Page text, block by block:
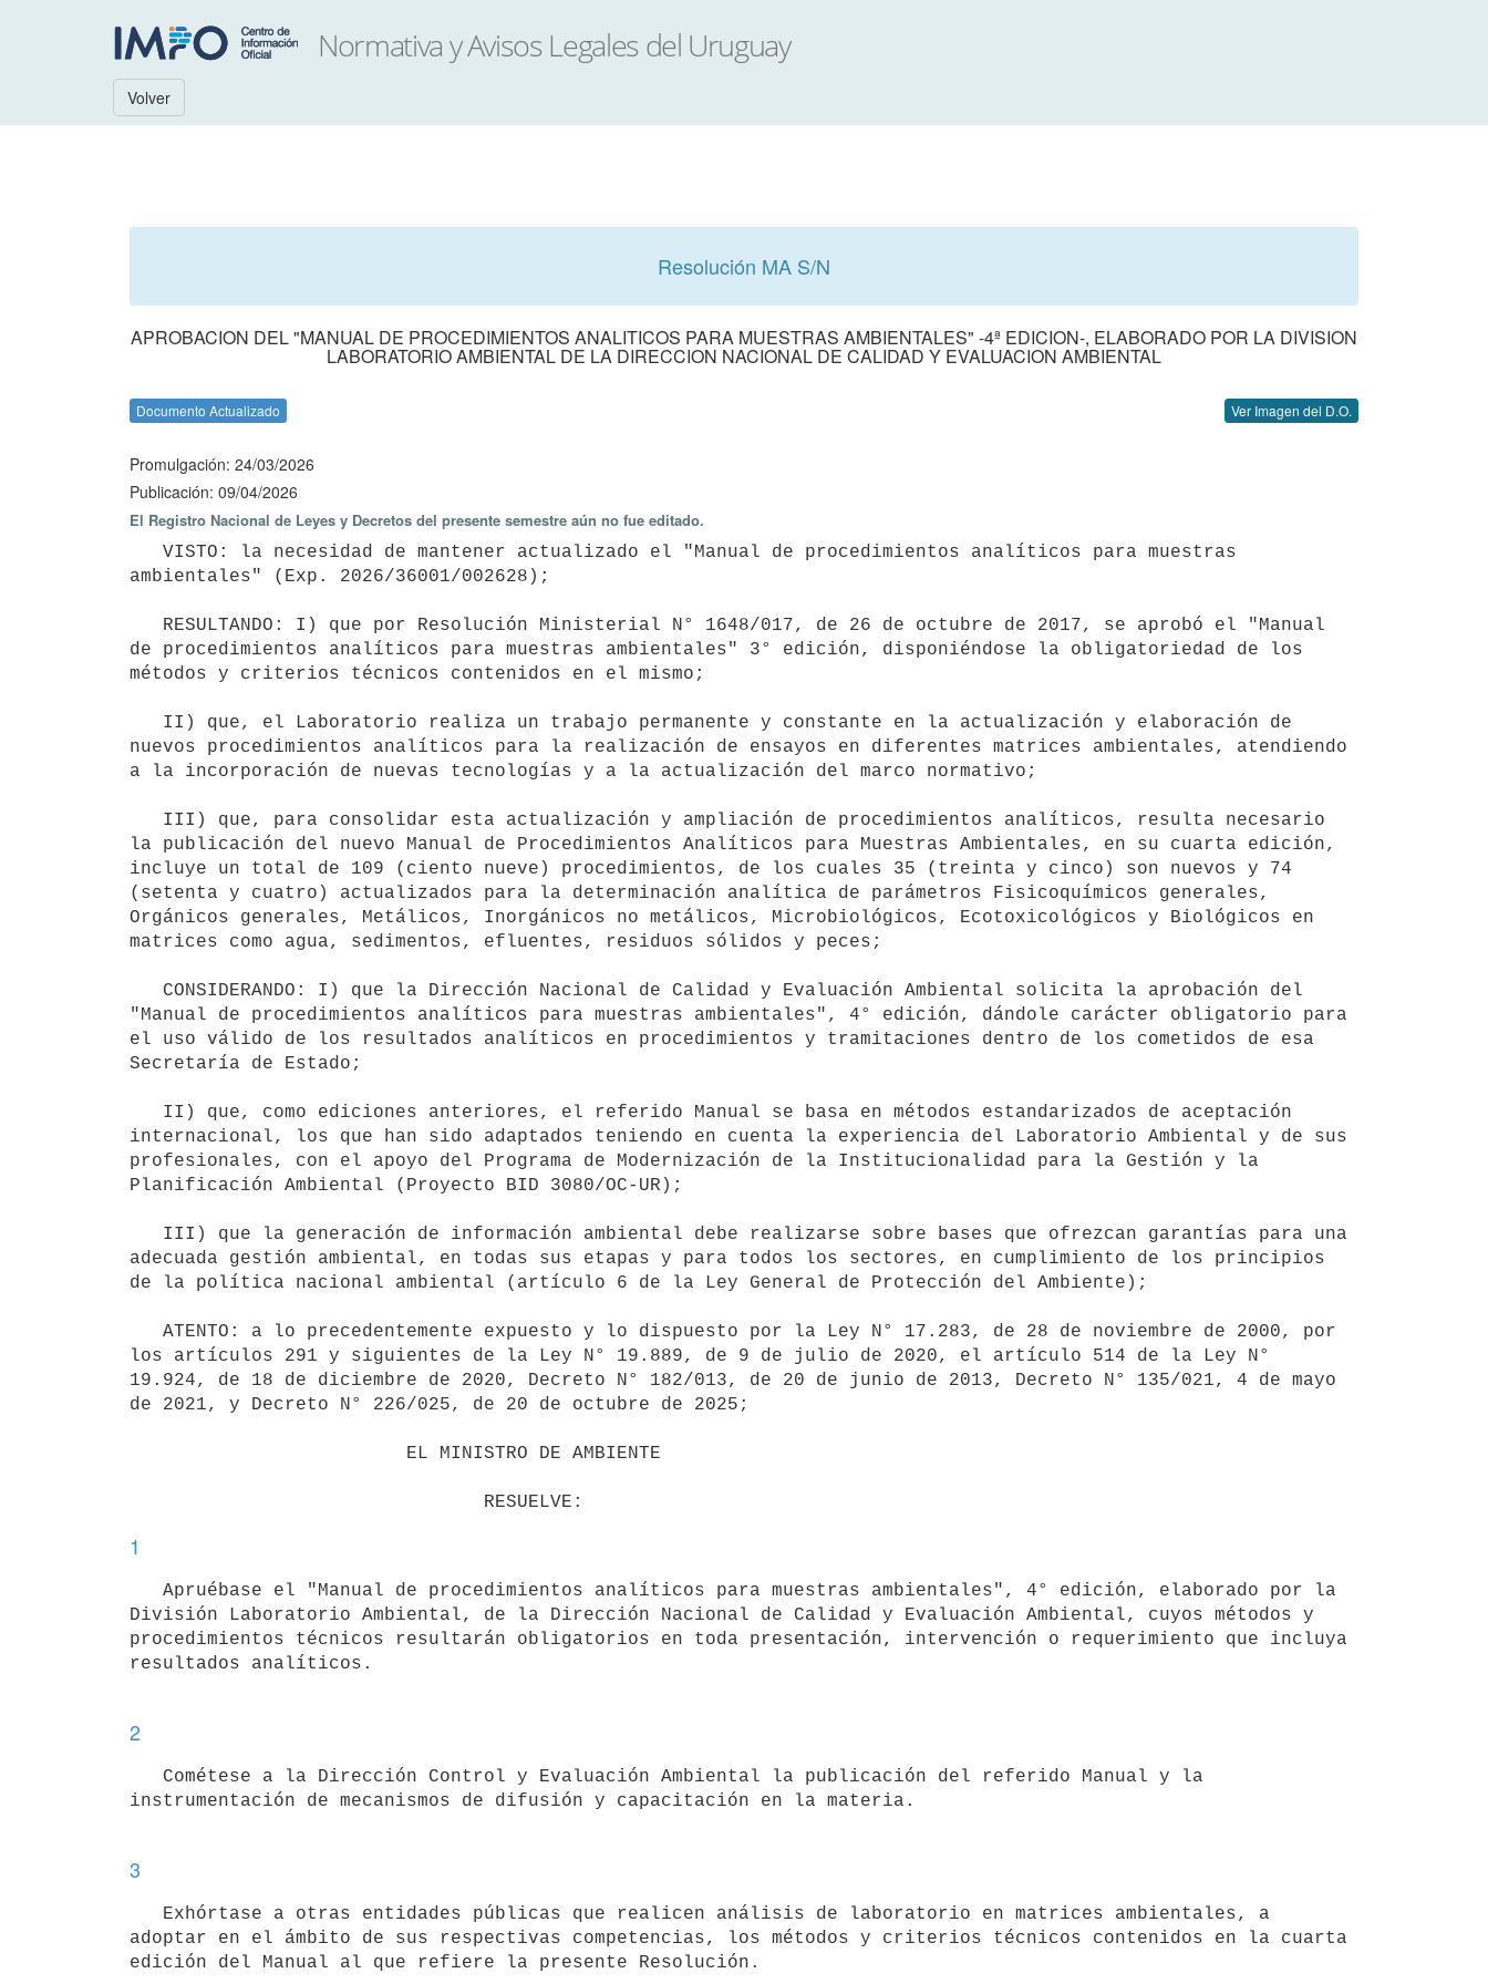
Volver
Resolución MA S/N
APROBACION DEL "MANUAL DE PROCEDIMIENTOS ANALITICOS PARA MUESTRAS AMBIENTALES" -4ª EDICION-, ELABORADO POR LA DIVISION
LABORATORIO AMBIENTAL DE LA DIRECCION NACIONAL DE CALIDAD Y EVALUACION AMBIENTAL
Documento Actualizado Ver Imagen del D.O.
Promulgación: 24/03/2026
Publicación: 09/04/2026
El Registro Nacional de Leyes y Decretos del presente semestre aún no fue editado.
ambientales" (Exp. 2026/36001/002628);
de procedimientos analíticos para muestras ambientales" 3° edición, disponiéndose la obligatoriedad de los
métodos y criterios técnicos contenidos en el mismo;
nuevos procedimientos analíticos para la realización de ensayos en diferentes matrices ambientales, atendiendo
a la incorporación de nuevas tecnologías y a la actualización del marco normativo;
la publicación del nuevo Manual de Procedimientos Analíticos para Muestras Ambientales, en su cuarta edición,
incluye un total de 109 (ciento nueve) procedimientos, de los cuales 35 (treinta y cinco) son nuevos y 74
(setenta y cuatro) actualizados para la determinación analítica de parámetros Fisicoquímicos generales,
Orgánicos generales, Metálicos, Inorgánicos no metálicos, Microbiológicos, Ecotoxicológicos y Biológicos en
matrices como agua, sedimentos, efluentes, residuos sólidos y peces;
"Manual de procedimientos analíticos para muestras ambientales", 4° edición, dándole carácter obligatorio para
el uso válido de los resultados analíticos en procedimientos y tramitaciones dentro de los cometidos de esa
Secretaría de Estado;
internacional, los que han sido adaptados teniendo en cuenta la experiencia del Laboratorio Ambiental y de sus
profesionales, con el apoyo del Programa de Modernización de la Institucionalidad para la Gestión y la
Planificación Ambiental (Proyecto BID 3080/OC-UR);
adecuada gestión ambiental, en todas sus etapas y para todos los sectores, en cumplimiento de los principios
de la política nacional ambiental (artículo 6 de la Ley General de Protección del Ambiente);
los artículos 291 y siguientes de la Ley N° 19.889, de 9 de julio de 2020, el artículo 514 de la Ley N°
19.924, de 18 de diciembre de 2020, Decreto N° 182/013, de 20 de junio de 2013, Decreto N° 135/021, 4 de mayo
de 2021, y Decreto N° 226/025, de 20 de octubre de 2025;
1
División Laboratorio Ambiental, de la Dirección Nacional de Calidad y Evaluación Ambiental, cuyos métodos y
procedimientos técnicos resultarán obligatorios en toda presentación, intervención o requerimiento que incluya
resultados analíticos.
2
instrumentación de mecanismos de difusión y capacitación en la materia.
3
adoptar en el ámbito de sus respectivas competencias, los métodos y criterios técnicos contenidos en la cuarta
edición del Manual al que refiere la presente Resolución.